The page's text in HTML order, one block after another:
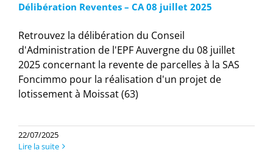
Délibération Reventes – CA 08 juillet 2025
Retrouvez la délibération du Conseil
d'Administration de l'EPF Auvergne du 08 juillet
2025 concernant la revente de parcelles à la SAS
Foncimmo pour la réalisation d'un projet de
lotissement à Moissat (63)
22/07/2025
Lire la suite